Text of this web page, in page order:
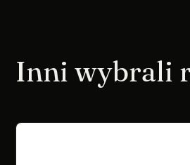
Inni wybrali